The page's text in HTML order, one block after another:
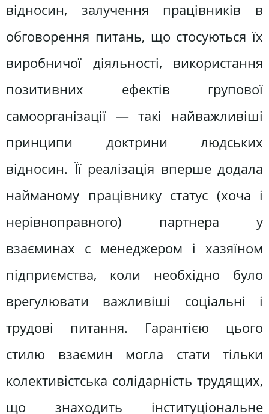
відносин, залучення працівників в
обговорення питань, що стосуються їх
виробничої діяльності, використання
позитивних ефектів групової
самоорганізації — такі найважливіші
принципи доктрини людських
відносин. Її реалізація вперше додала
найманому працівнику статус (хоча і
нерівноправного) партнера у
взаєминах с менеджером і хазяїном
підприємства, коли необхідно було
врегулювати важливіші соціальні і
трудові питання. Гарантією цього
стилю взаємин могла стати тільки
колективістська солідарність трудящих,
що знаходить інституціональне